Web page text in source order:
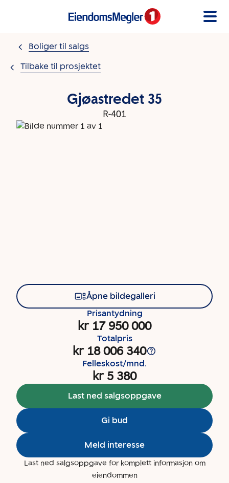
Boliger til salgs
Tilbake til prosjektet
Gjøastredet 35
R-401
Åpne bildegalleri
Prisantydning
kr 17 950 000
Totalpris
kr 18 006 340
Felleskost/mnd.
kr 5 380
Last ned salgsoppgave
Gi bud
Meld interesse
Last ned salgsoppgave for komplett informasjon om
eiendommen